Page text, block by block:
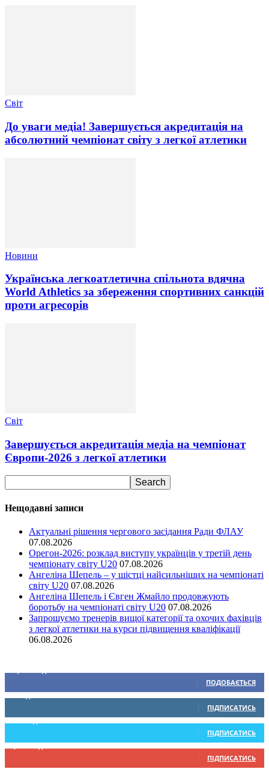
Світ
До уваги медіа! Завершується акредитація на
абсолютний чемпіонат світу з легкої атлетики
Новини
Українська легкоатлетична спільнота вдячна
World Athletics за збереження спортивних санкцій
проти агресорів
Світ
Завершується акредитація медіа на чемпіонат
Європи-2026 з легкої атлетики
Нещодавні записи
Актуальні рішення чергового засідання Ради ФЛАУ
07.08.2026
Орегон-2026: розклад виступу українців у третій день
чемпіонату світу U20 07.08.2026
Ангеліна Шепель – у шістці найсильніших на чемпіонаті
світу U20 07.08.2026
Ангеліна Шепель і Євген Жмайло продовжують
боротьбу на чемпіонаті світу U20 07.08.2026
Запрошуємо тренерів вищої категорії та охочих фахівців
з легкої атлетики на курси підвищення кваліфікації
06.08.2026
ПОДОБАЄТЬСЯ
0 Підписників
ПІДПИСАТИСЬ
234 Підписників
ПІДПИСАТИСЬ
9,370 Підписників
ПІДПИСАТИСЬ